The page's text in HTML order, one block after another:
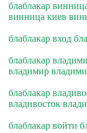
блаблакар
винница киев
блаблакар вход
блаблакар
владимир
блаблакар
владивосток
блаблакар войти